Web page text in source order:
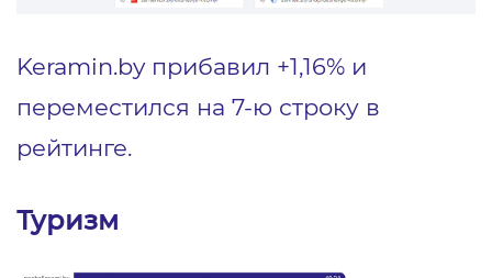
Keramin.by прибавил +1,16% и
переместился на 7-ю строку в
рейтинге.
Туризм